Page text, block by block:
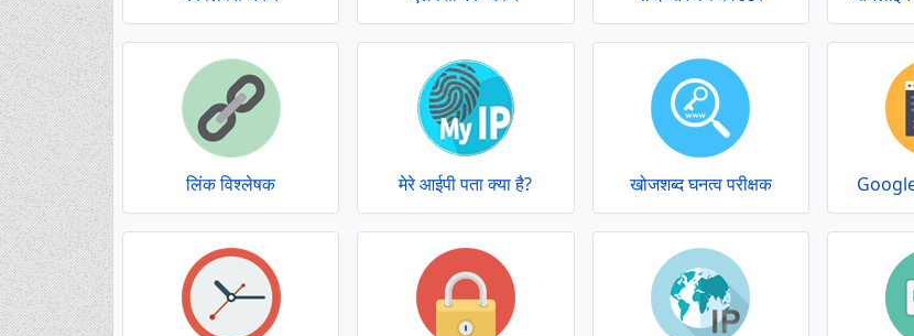
लिंक विश्लेषक मेरे आईपी पता क्या है? खोजशब्द घनत्व परीक्षक